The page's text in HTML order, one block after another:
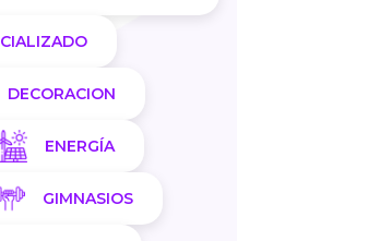
DECORACION
ENERGÍA
GIMNASIOS